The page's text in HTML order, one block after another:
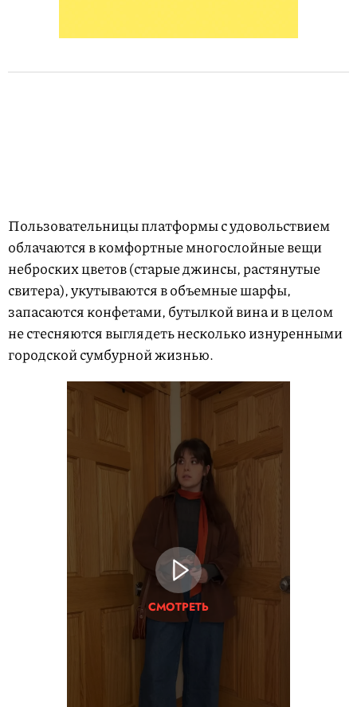
Пользовательницы платформы с удовольствием
облачаются в комфортные многослойные вещи
неброских цветов (старые джинсы, растянутые
свитера), укутываются в объемные шарфы,
запасаются конфетами, бутылкой вина и в целом
не стесняются выглядеть несколько изнуренными
городской сумбурной жизнью.
СМОТРЕТЬ